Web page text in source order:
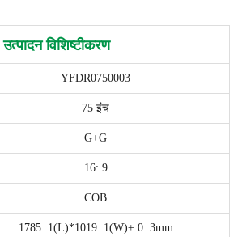
उत्पादन विशिष्टीकरण
YFDR0750003
75 इंच
G+G
16: 9
COB
1785. 1(L)*1019. 1(W)± 0. 3mm